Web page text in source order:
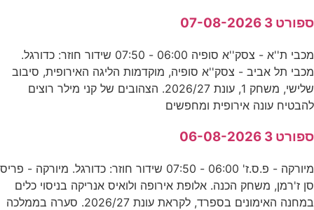
ספורט 3 07-08-2026
מכבי ת''א - צסק''א סופיה 06:00 - 07:50 שידור חוזר: כדורגל.
מכבי תל אביב - צסק''א סופיה, מוקדמות הליגה האירופית, סיבוב
שלישי, משחק 1, עונת 2026/27. הצהובים של קני מילר רוצים
להבטיח עונה אירופית ומחפשים
ספורט 3 06-08-2026
מיורקה - פ.ס.ז' 06:00 - 07:50 שידור חוזר: כדורגל. מיורקה - פריס
סן ז'רמן, משחק הכנה. אלופת אירופה ולואיס אנריקה בניסוי כלים
במחנה האימונים בספרד, לקראת עונת 2026/27. סערה בממלכה